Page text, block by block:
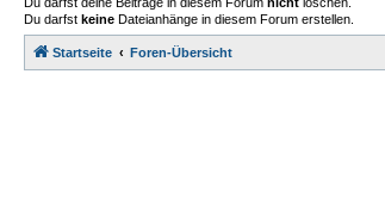
Du darfst keine Dateianhänge in diesem Forum erstellen.
Startseite Foren-Übersicht